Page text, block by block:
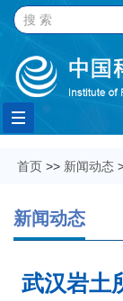
Toggle
navigation
首页 >> 新闻动态
新闻动态
武汉岩土